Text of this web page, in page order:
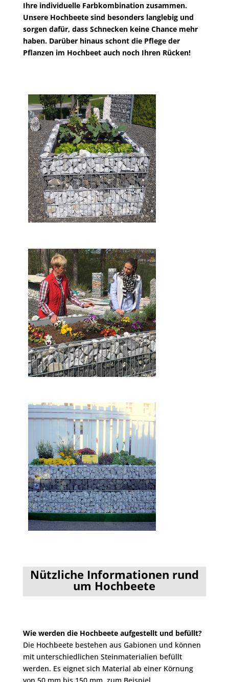
Ihre individuelle Farbkombination zusammen.
Unsere Hochbeete sind besonders langlebig und
sorgen dafür, dass Schnecken keine Chance mehr
haben. Darüber hinaus schont die Pflege der
Pflanzen im Hochbeet auch noch Ihren Rücken!
Nützliche Informationen rund
um Hochbeete
Wie werden die Hochbeete aufgestellt und befüllt?
Die Hochbeete bestehen aus Gabionen und können
mit unterschiedlichen Steinmaterialien befüllt
werden. Es eignet sich Material ab einer Körnung